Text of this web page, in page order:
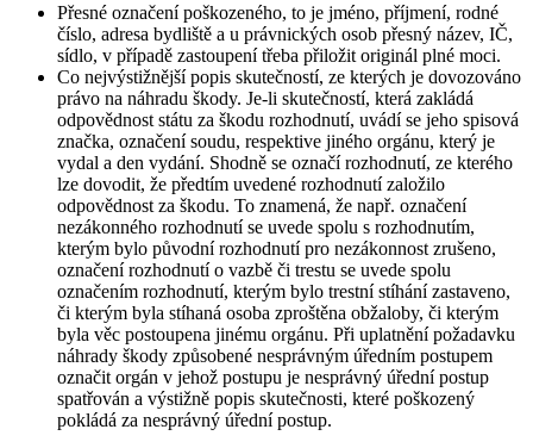
Přesné označení poškozeného, to je jméno, příjmení, rodné
číslo, adresa bydliště a u právnických osob přesný název, IČ,
sídlo, v případě zastoupení třeba přiložit originál plné moci.
Co nejvýstižnější popis skutečností, ze kterých je dovozováno
právo na náhradu škody. Je-li skutečností, která zakládá
odpovědnost státu za škodu rozhodnutí, uvádí se jeho spisová
značka, označení soudu, respektive jiného orgánu, který je
vydal a den vydání. Shodně se označí rozhodnutí, ze kterého
lze dovodit, že předtím uvedené rozhodnutí založilo
odpovědnost za škodu. To znamená, že např. označení
nezákonného rozhodnutí se uvede spolu s rozhodnutím,
kterým bylo původní rozhodnutí pro nezákonnost zrušeno,
označení rozhodnutí o vazbě či trestu se uvede spolu
označením rozhodnutí, kterým bylo trestní stíhání zastaveno,
či kterým byla stíhaná osoba zproštěna obžaloby, či kterým
byla věc postoupena jinému orgánu. Při uplatnění požadavku
náhrady škody způsobené nesprávným úředním postupem
označit orgán v jehož postupu je nesprávný úřední postup
spatřován a výstižně popis skutečnosti, které poškozený
pokládá za nesprávný úřední postup.